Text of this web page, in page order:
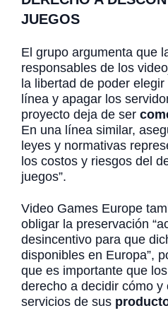
JUEGOS
El grupo argumenta que
responsables de los
la libertad de poder
línea y apagar los
proyecto deja de ser
En una línea similar,
leyes y normativas
los costos y riesgos del
juegos”.
Video Games Europe
obligar la preservación
desincentivo para que
disponibles en Europa”,
que es importante que
derecho a decidir cómo y
servicios de sus